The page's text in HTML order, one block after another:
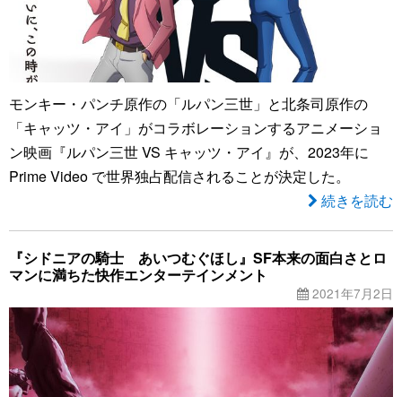
モンキー・パンチ原作の「ルパン三世」と北条司原作の
「キャッツ・アイ」がコラボレーションするアニメーショ
ン映画『ルパン三世 VS キャッツ・アイ』が、2023年に
Prime Video で世界独占配信されることが決定した。
続きを読む
『シドニアの騎士 あいつむぐほし』SF本来の面白さとロ
マンに満ちた快作エンターテインメント
2021年7月2日